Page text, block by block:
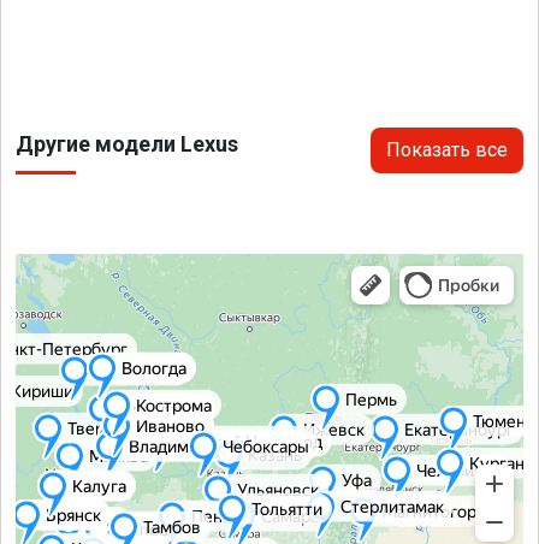
Другие модели Lexus Показать все